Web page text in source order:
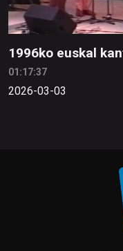
1996ko euskal
01:17:37
2026-03-03